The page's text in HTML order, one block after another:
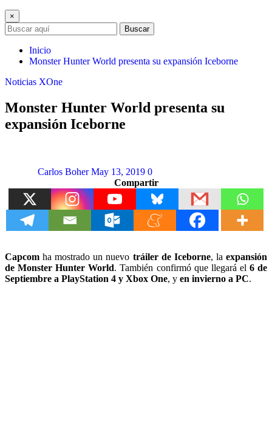
×
Buscar
Inicio
Monster Hunter World presenta su expansión Iceborne
Noticias XOne
Monster Hunter World presenta su
expansión Iceborne
Carlos Boher May 13, 2019 0
Compartir
Capcom ha mostrado un nuevo tráiler de Iceborne, laexpansión
de Monster Hunter World. También confirmó que llegará el 6 de
Septiembre a PlayStation 4 y Xbox One, y en invierno a PC.